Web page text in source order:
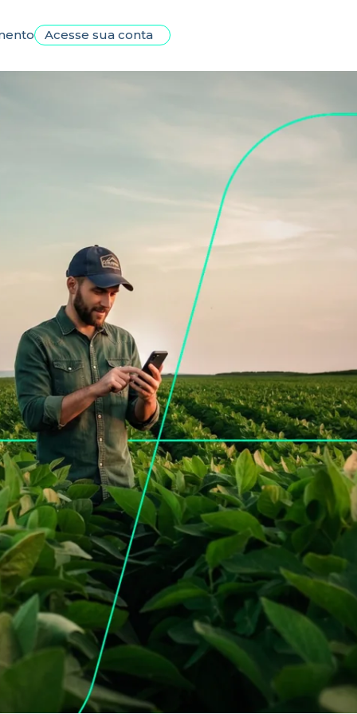
Acesse sua conta